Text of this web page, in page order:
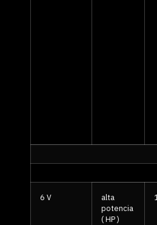
6 V
alta
potencia
( HP )